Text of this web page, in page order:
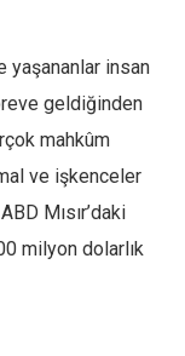
yaşananlar insan
geldiğinden
mahkûm
ve işkenceler
Mısır’daki
milyon dolarlık